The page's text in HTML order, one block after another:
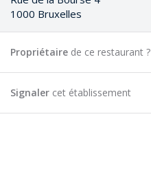
1000 Bruxelles
Propriétaire de ce restaurant ?
Signaler cet établissement